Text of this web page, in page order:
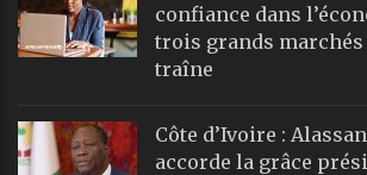
confiance dans
trois grands marchés
traîne
Côte d’Ivoire :
accorde la grâce